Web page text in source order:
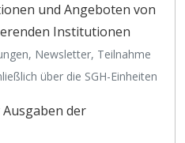
und Angeboten von
Institutionen
Newsletter, Teilnahme
über die SGH-Einheiten
der